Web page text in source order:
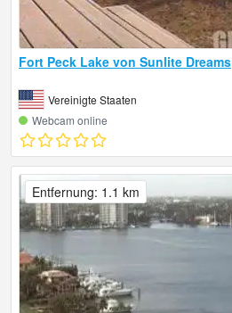
Fort Peck Lake von Sunlite Dreams
Vereinigte Staaten
Webcam online
Entfernung: 1.1 km